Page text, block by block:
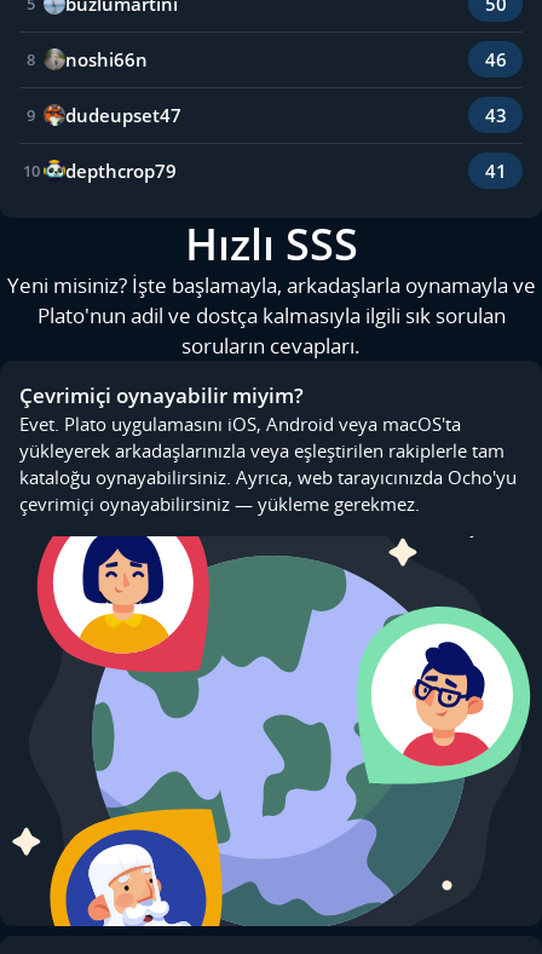
8 noshi66n 46
9 dudeupset47 43
10 depthcrop79 41
Hızlı SSS
Yeni misiniz? İşte başlamayla, arkadaşlarla oynamayla ve
Plato'nun adil ve dostça kalmasıyla ilgili sık sorulan
soruların cevapları.
Çevrimiçi oynayabilir miyim?
Evet. Plato uygulamasını iOS, Android veya macOS'ta
yükleyerek arkadaşlarınızla veya eşleştirilen rakiplerle tam
kataloğu oynayabilirsiniz. Ayrıca, web tarayıcınızda Ocho'yu
çevrimiçi oynayabilirsiniz — yükleme gerekmez.